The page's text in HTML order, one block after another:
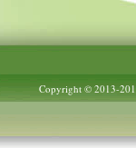
Copyright © 2013-